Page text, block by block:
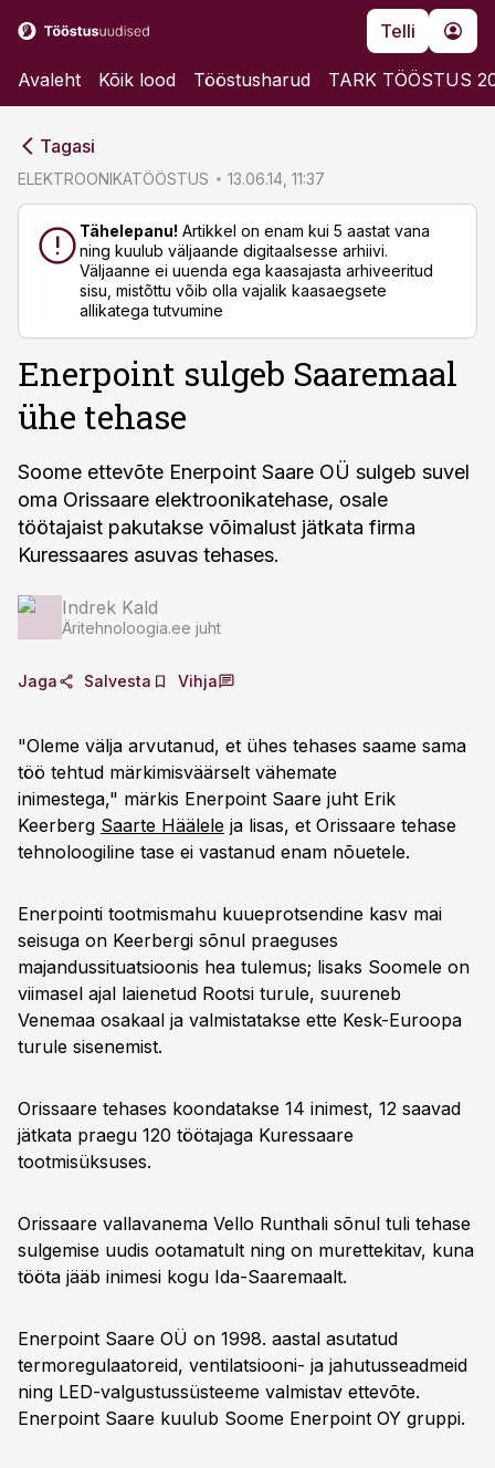
Telli
Avaleht Kõik lood Tööstusharud TARK TÖÖSTUS
Tagasi
ELEKTROONIKATÖÖSTUS 13.06.14, 11:37
Tähelepanu! Artikkel on enam kui 5 aastat vana
ning kuulub väljaande digitaalsesse arhiivi.
Väljaanne ei uuenda ega kaasajasta arhiveeritud
sisu, mistõttu võib olla vajalik kaasaegsete
allikatega tutvumine
Enerpoint sulgeb Saaremaal
ühe tehase
Soome ettevõte Enerpoint Saare OÜ sulgeb suvel
oma Orissaare elektroonikatehase, osale
töötajaist pakutakse võimalust jätkata firma
Kuressaares asuvas tehases.
Indrek Kald
Äritehnoloogia.ee juht
Jaga Salvesta Vihja
"Oleme välja arvutanud, et ühes tehases saame sama
töö tehtud märkimisväärselt vähemate
inimestega," märkis Enerpoint Saare juht Erik
Keerberg Saarte Häälele ja lisas, et Orissaare tehase
tehnoloogiline tase ei vastanud enam nõuetele.
Enerpointi tootmismahu kuueprotsendine kasv mai
seisuga on Keerbergi sõnul praeguses
majandussituatsioonis hea tulemus; lisaks Soomele on
viimasel ajal laienetud Rootsi turule, suureneb
Venemaa osakaal ja valmistatakse ette Kesk-Euroopa
turule sisenemist.
Orissaare tehases koondatakse 14 inimest, 12 saavad
jätkata praegu 120 töötajaga Kuressaare
tootmisüksuses.
Orissaare vallavanema Vello Runthali sõnul tuli tehase
sulgemise uudis ootamatult ning on murettekitav, kuna
tööta jääb inimesi kogu Ida-Saaremaalt.
Enerpoint Saare OÜ on 1998. aastal asutatud
termoregulaatoreid, ventilatsiooni- ja jahutusseadmeid
ning LED-valgustussüsteeme valmistav ettevõte.
Enerpoint Saare kuulub Soome Enerpoint OY gruppi.